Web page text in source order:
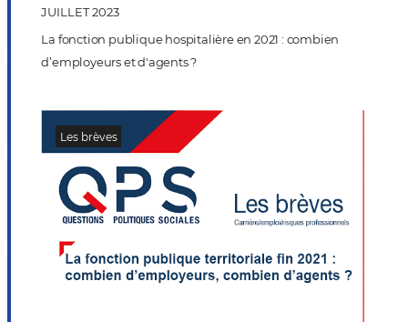
JUILLET 2023
La fonction publique hospitalière en 2021 : combien
d’employeurs et d'agents ?
Les brèves